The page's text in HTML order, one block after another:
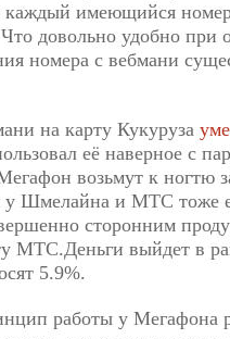
каждый имеющийся
довольно удобно при
номера с вебмани
на карту Кукуруза
её наверное с
возьмут к ногтю
у Шмелайна и МТС тоже
сторонним
МТС.Деньги выйдет в
5.9%.
работы у Мегафона